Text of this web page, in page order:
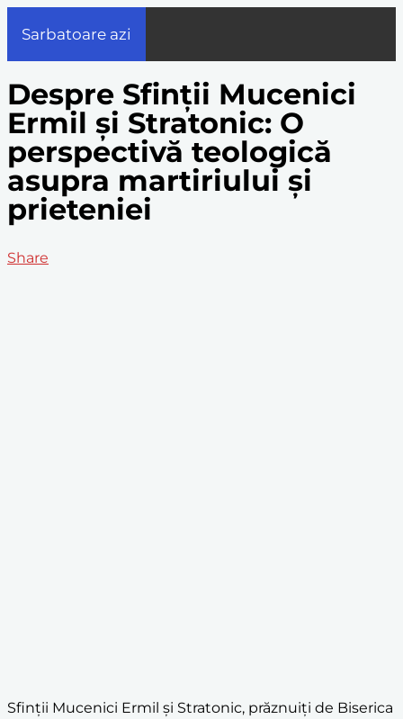
Sarbatoare azi
Despre Sfinții Mucenici
Ermil și Stratonic: O
perspectivă teologică
asupra martiriului și
prieteniei
Share
Sfinții Mucenici Ermil și Stratonic, prăznuiți de Biserica